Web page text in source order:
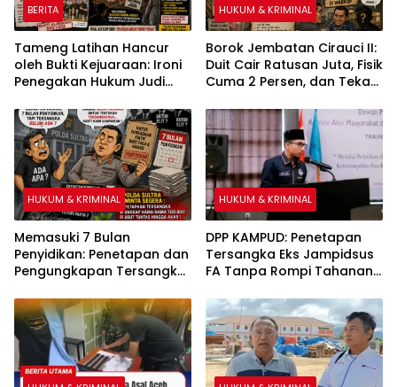
BERITA
Tameng Latihan Hancur
oleh Bukti Kejuaraan: Ironi
Penegakan Hukum Judi
Johor
HUKUM & KRIMINAL
Borok Jembatan Cirauci II:
Duit Cair Ratusan Juta, Fisik
Cuma 2 Persen, dan Teka-
Bombana
HUKUM & KRIMINAL
Memasuki 7 Bulan
Penyidikan: Penetapan dan
Pengungkapan Tersangka
Bibit Pala dan Kakao Rp26
Miliar Dipertanyakan
HUKUM & KRIMINAL
DPP KAMPUD: Penetapan
Tersangka Eks Jampidsus
FA Tanpa Rompi Tahanan
Khusus